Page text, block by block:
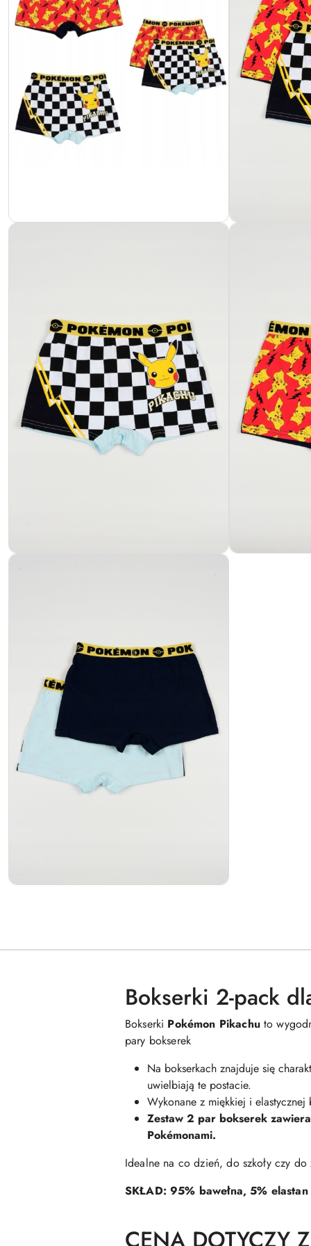
Bokserki 2-pack
Bokserki Pokémon Pikachuto
pary bokserek
Na bokserkach znajduje się
uwielbiają te postacie.
Wykonane z miękkiej i elastycznej
Zestaw 2 par bokserek
Pokémonami.
Idealne na co dzień, do szkoły czy
SKŁAD: 95% bawełna, 5% elastan